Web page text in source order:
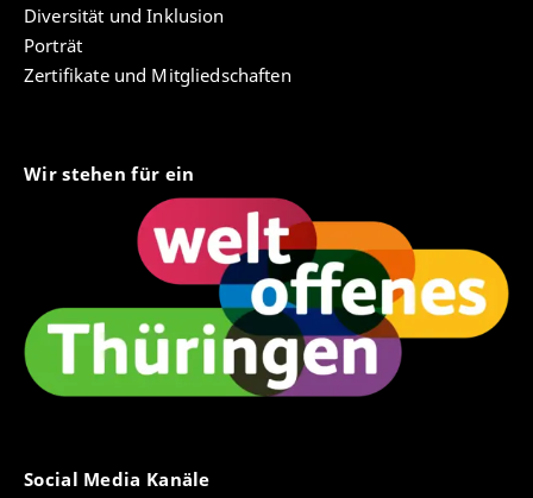
Diversität und Inklusion
Porträt
Zertifikate und Mitgliedschaften
Wir stehen für ein
Social Media Kanäle